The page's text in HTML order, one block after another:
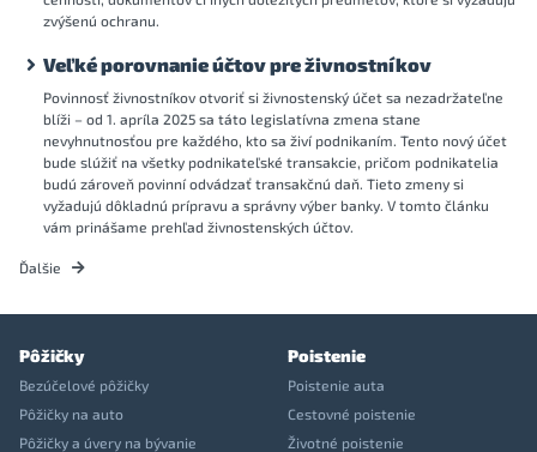
zvýšenú ochranu.
Veľké porovnanie účtov pre živnostníkov
Povinnosť živnostníkov otvoriť si živnostenský účet sa nezadržateľne
blíži – od 1. apríla 2025 sa táto legislatívna zmena stane
nevyhnutnosťou pre každého, kto sa živí podnikaním. Tento nový účet
bude slúžiť na všetky podnikateľské transakcie, pričom podnikatelia
budú zároveň povinní odvádzať transakčnú daň. Tieto zmeny si
vyžadujú dôkladnú prípravu a správny výber banky. V tomto článku
vám prinášame prehľad živnostenských účtov.
Ďalšie
Pôžičky
Bezúčelové pôžičky
Pôžičky na auto
Pôžičky a úvery na bývanie
Poistenie
Poistenie auta
Cestovné poistenie
Životné poistenie